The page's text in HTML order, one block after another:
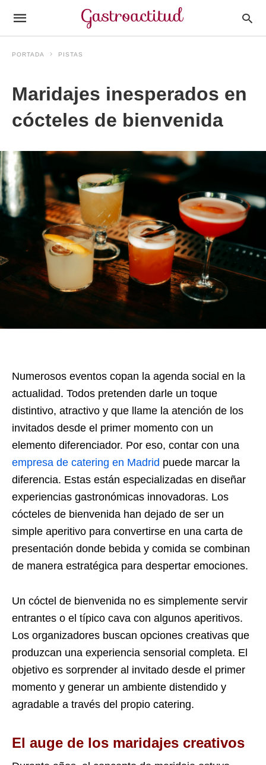
PORTADA PISTAS
Maridajes inesperados en
cócteles de bienvenida
Numerosos eventos copan la agenda social en la
actualidad. Todos pretenden darle un toque
distintivo, atractivo y que llame la atención de los
invitados desde el primer momento con un
elemento diferenciador. Por eso, contar con una
empresa de catering en Madrid puede marcar la
diferencia. Estas están especializadas en diseñar
experiencias gastronómicas innovadoras. Los
cócteles de bienvenida han dejado de ser un
simple aperitivo para convertirse en una carta de
presentación donde bebida y comida se combinan
de manera estratégica para despertar emociones.
Un cóctel de bienvenida no es simplemente servir
entrantes o el típico cava con algunos aperitivos.
Los organizadores buscan opciones creativas que
produzcan una experiencia sensorial completa. El
objetivo es sorprender al invitado desde el primer
momento y generar un ambiente distendido y
agradable a través del propio catering.
El auge de los maridajes creativos